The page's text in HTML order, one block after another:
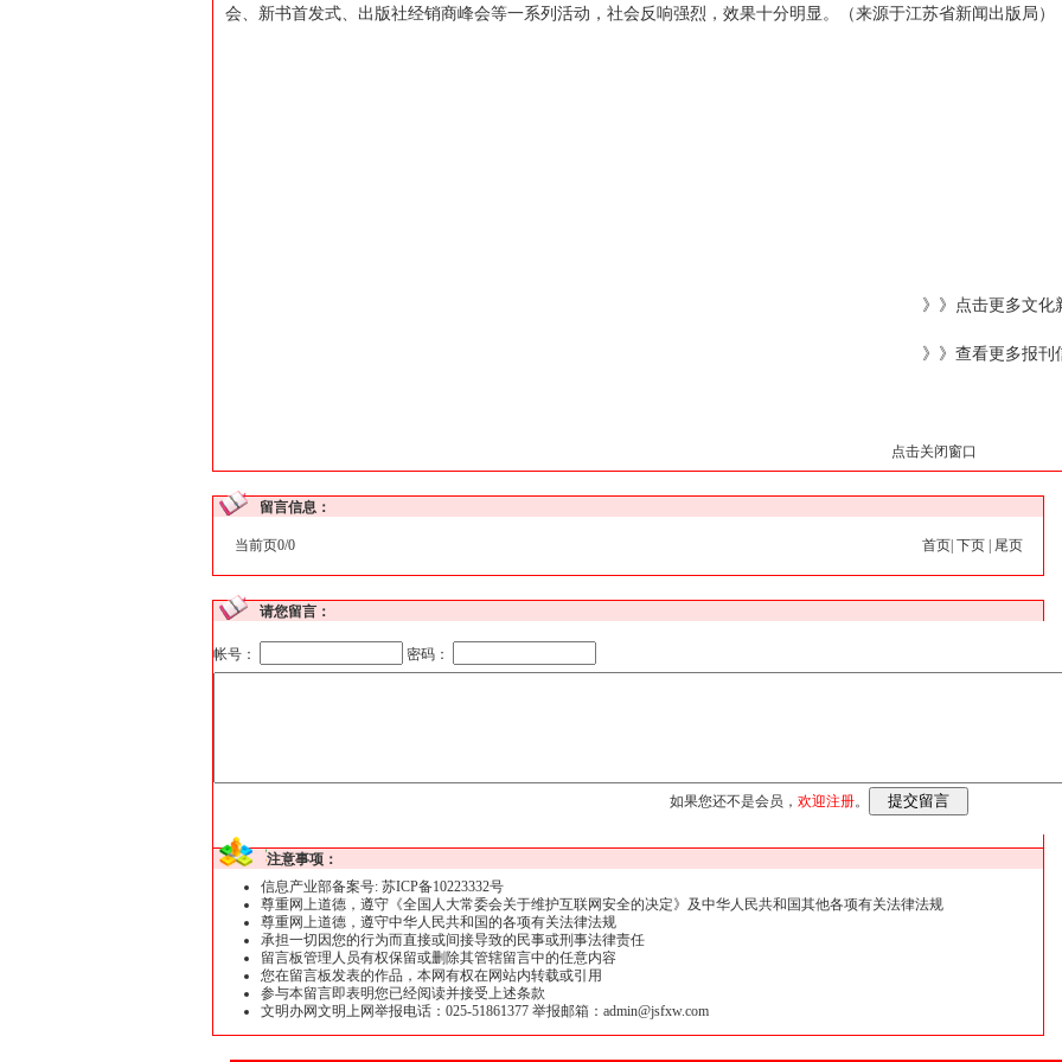
会、新书首发式、出版社经销商峰会等一系列活动，社会反响强烈，效果十分明显。（来源于江苏省新闻出版局）
》》点击更多文化
》》查看更多报刊
点击关闭窗口
留言信息：
当前页0/0 首页| 下页| 尾页
请您留言：
帐号： 密码：
如果您还不是会员， 欢迎注册。
注意事项：
信息产业部备案号: 苏ICP备10223332号
尊重网上道德，遵守《全国人大常委会关于维护互联网安全的决定》及中华人民共和国其他各项有关法律法规
尊重网上道德，遵守中华人民共和国的各项有关法律法规
承担一切因您的行为而直接或间接导致的民事或刑事法律责任
留言板管理人员有权保留或删除其管辖留言中的任意内容
您在留言板发表的作品，本网有权在网站内转载或引用
参与本留言即表明您已经阅读并接受上述条款
文明办网文明上网举报电话：025-51861377 举报邮箱：admin@jsfxw.com